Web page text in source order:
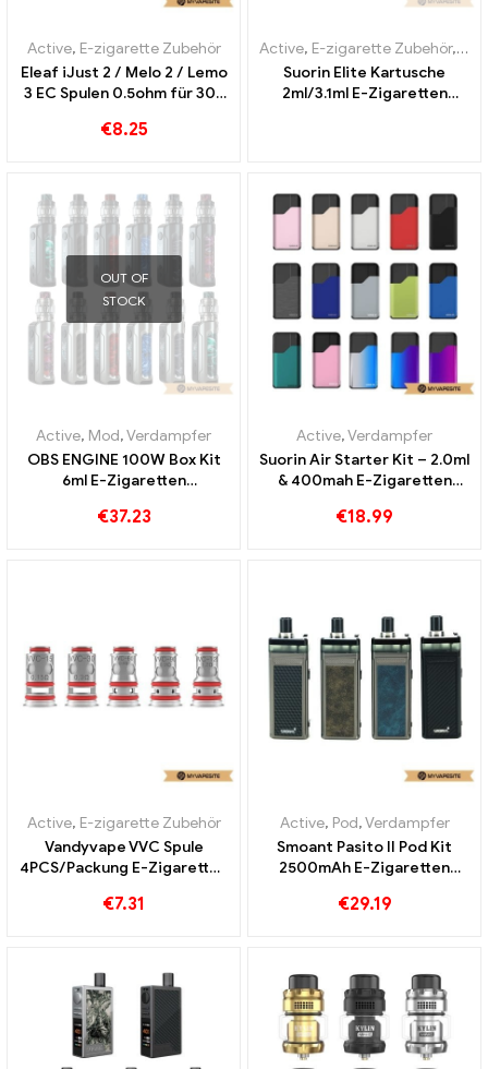
Active, E-zigarette Zubehör
Eleaf iJust 2 / Melo 2 / Lemo
3 EC Spulen 0.5ohm für 30-
Großhandel丨Custom
€8.25
Active, E-zigarette Zubehör,
Suorin Elite Kartusche
2ml/3.1ml E-Zigaretten
OUT OF
STOCK
Active, Mod,Verdampfer
OBS ENGINE 100W Box Kit
6ml E-Zigaretten
€37.23
Active,Verdampfer
Suorin Air Starter Kit – 2.0ml
& 400mah E-Zigaretten
€18.99
Active, E-zigarette Zubehör
Vandyvape VVC Spule
4PCS/Packung E-Zigaretten
€7.31
Active, Pod,Verdampfer
Smoant Pasito II Pod Kit
2500mAh E-Zigaretten
€29.19